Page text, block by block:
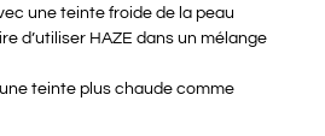
une teinte froide de la peau
d’utiliser HAZE dans un mélange
teinte plus chaude comme